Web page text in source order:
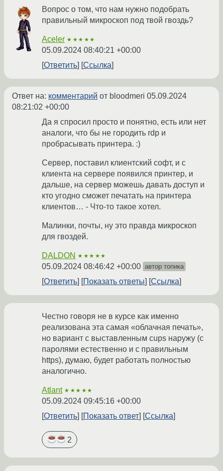
Вопрос о том, что нам нужно подобрать
правильный микроскоп под твой гвоздь?
Aceler ★★★★★
05.09.2024 08:40:21 +00:00
Ответить
Ссылка
Ответ на: комментарий от bloodmeri 05.09.2024
08:21:02 +00:00
Да я спросил просто и понятно, есть или нет
аналоги, что бы не городить rdp и
пробрасывать принтера. :)
Сервер, поставил клиентский софт, и с
клиента на сервере появился принтер, и
дальше, на сервер можешь давать доступ и
кто угодно сможет печатать на принтера
клиентов… - Что-то такое хотел.
Малинки, почты, ну это правда микроскоп
для гвоздей.
DALDON ★★★★★
05.09.2024 08:46:42 +00:00 автор топика
Ответить Показать ответы Ссылка
Честно говоря не в курсе как именно
реализована эта самая «облачная печать»,
но вариант с выставленным cups наружу (с
паролями естественно и с правильным
https), думаю, будет работать полностью
аналогично.
Atlant ★★★★★
05.09.2024 09:45:16 +00:00
Ответить
Показать ответ Ссылка
2